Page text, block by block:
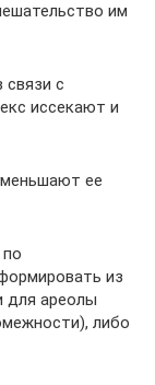
им
связи с
иссекают и
ее
из
для ареолы
либо